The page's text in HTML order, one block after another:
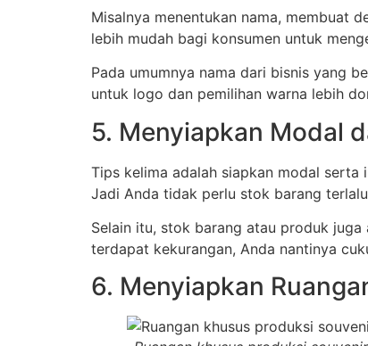
Misalnya menentukan nama, membuat
lebih mudah bagi konsumen untuk
Pada umumnya nama dari bisnis yang
untuk logo dan pemilihan warna lebih
5. Menyiapkan Modal
Tips kelima adalah siapkan modal serta
Jadi Anda tidak perlu stok barang
Selain itu, stok barang atau produk
terdapat kekurangan, Anda nantinya
6. Menyiapkan